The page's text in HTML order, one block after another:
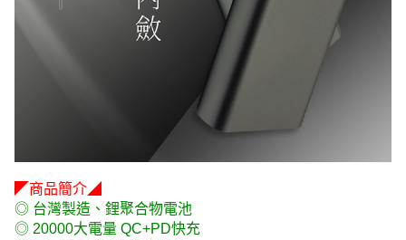
◤商品簡介◢
◎ 台灣製造、鋰聚合物電池
◎ 20000大電量 QC+PD快充